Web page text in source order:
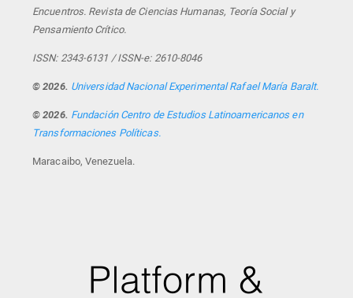
Encuentros. Revista de Ciencias Humanas, Teoría Social y
Pensamiento Crítico.
ISSN: 2343-6131 / ISSN-e: 2610-8046
© 2026. Universidad Nacional Experimental Rafael María Baralt.
© 2026. Fundación Centro de Estudios Latinoamericanos en
Transformaciones Políticas.
Maracaibo, Venezuela.